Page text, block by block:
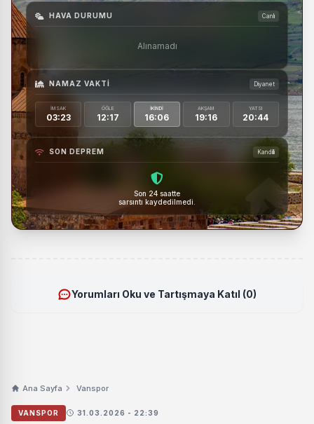
HAVA DURUMU Canlı
Alınamadı
NAMAZ VAKTI Diyanet
İMSAK
03:23
ÖĞLE
12:17
İKINDI
16:06
AKŞAM
19:16
YATSI
20:44
SON DEPREM Kandilli
Son 24 saatte
sarsıntı kaydedilmedi.
Yorumları Oku ve Tartışmaya Katıl (0)
Ana Sayfa Vanspor
VANSPOR 31.03.2026 - 22:39